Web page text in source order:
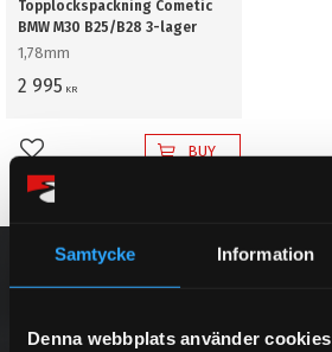
Samtycke Information
Denna webbplats använder cookies
Topplockspackning Cometic
BMW M30 B25/B28 3-lager
1,78mm
2 995 KR
Add to favorites BUY
NEWSLETTER